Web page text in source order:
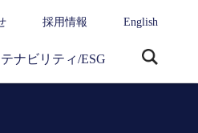
採用情報 English
ナビリティ/ESG